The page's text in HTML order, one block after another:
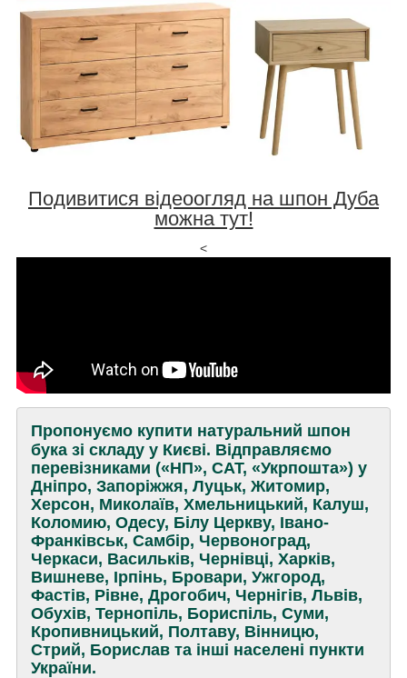
Подивитися відеоогляд на шпон Дуба
можна тут!
<
Пропонуємо купити натуральний шпон
бука зі складу у Києві. Відправляємо
перевізниками («НП», САТ, «Укрпошта») у
Дніпро, Запоріжжя, Луцьк, Житомир,
Херсон, Миколаїв, Хмельницький, Калуш,
Коломию, Одесу, Білу Церкву, Івано-
Франківськ, Самбір, Червоноград,
Черкаси, Васильків, Чернівці, Харків,
Вишневе, Ірпінь, Бровари, Ужгород,
Фастів, Рівне, Дрогобич, Чернігів, Львів,
Обухів, Тернопіль, Бориспіль, Суми,
Кропивницький, Полтаву, Вінницю,
Стрий, Борислав та інші населені пункти
України.